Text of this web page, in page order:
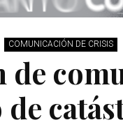
COMUNICACIÓN DE CRISIS
de
de